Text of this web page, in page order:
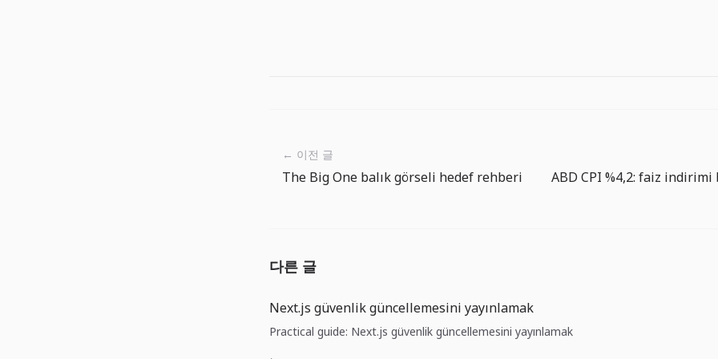
← 이전 글
The Big One balık görseli hedef rehberi
다른 글
Next.js güvenlik güncellemesini yayınlamak
Practical guide: Next.js güvenlik güncellemesini yayınlamak